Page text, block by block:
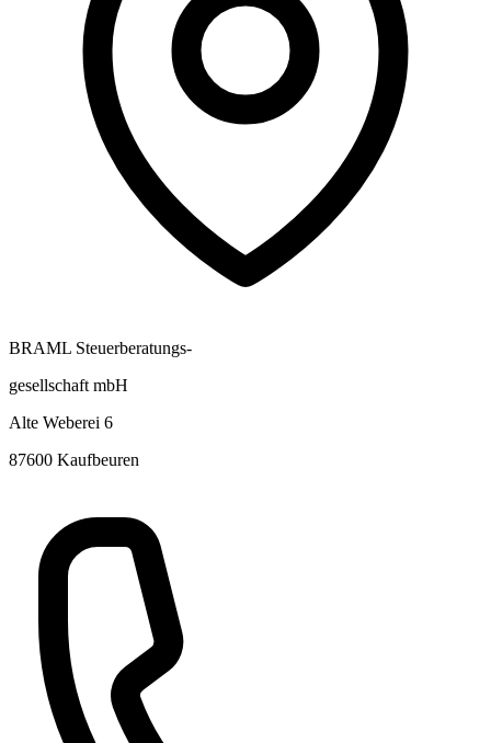
BRAML Steuerberatungs-
gesellschaft mbH
Alte Weberei 6
87600 Kaufbeuren